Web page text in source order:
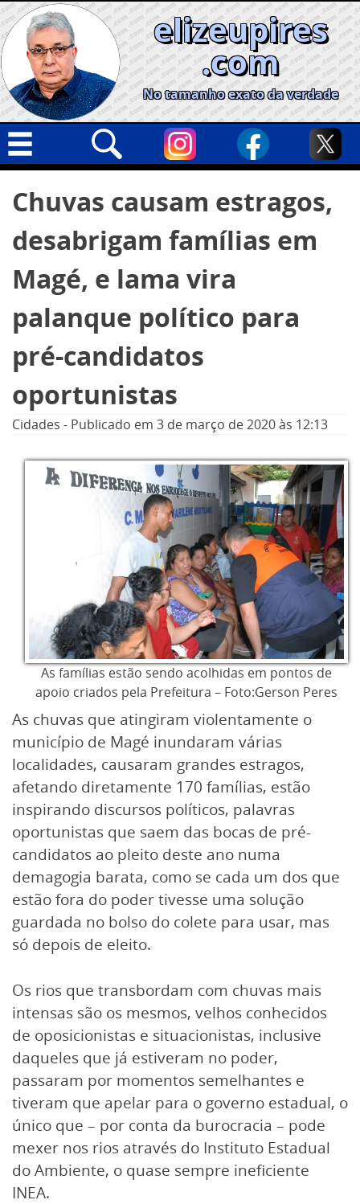
Skip
to
content
elizeupires
.com
No tamanho exato da verdade
Geral
Cidades
Política
Nacional
Opinião
Informe especial
por:
Chuvas causam estragos,
desabrigam famílias em
Magé, e lama vira
palanque político para
pré-candidatos
oportunistas
Cidades - Publicado em 3 de março de 2020às 12:13
As famílias estão sendo acolhidas em pontos de
apoio criados pela Prefeitura – Foto:Gerson Peres
As chuvas que atingiram violentamente o
município de Magé inundaram várias
localidades, causaram grandes estragos,
afetando diretamente 170 famílias, estão
inspirando discursos políticos, palavras
oportunistas que saem das bocas de pré-
candidatos ao pleito deste ano numa
demagogia barata, como se cada um dos que
estão fora do poder tivesse uma solução
guardada no bolso do colete para usar, mas
só depois de eleito.
Os rios que transbordam com chuvas mais
intensas são os mesmos, velhos conhecidos
de oposicionistas e situacionistas, inclusive
daqueles que já estiveram no poder,
passaram por momentos semelhantes e
tiveram que apelar para o governo estadual, o
único que – por conta da burocracia – pode
mexer nos rios através do Instituto Estadual
do Ambiente, o quase sempre ineficiente
INEA.